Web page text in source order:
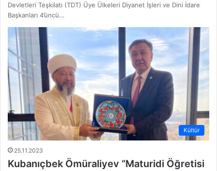
Devletleri Teşkilatı (TDT) Üye Ülkeleri Diyanet İşleri ve Dini İdare
Başkanları 4’üncü…
Kültür
25.11.2023
Kubanıçbek Ömüraliyev “Maturidi Öğretisi